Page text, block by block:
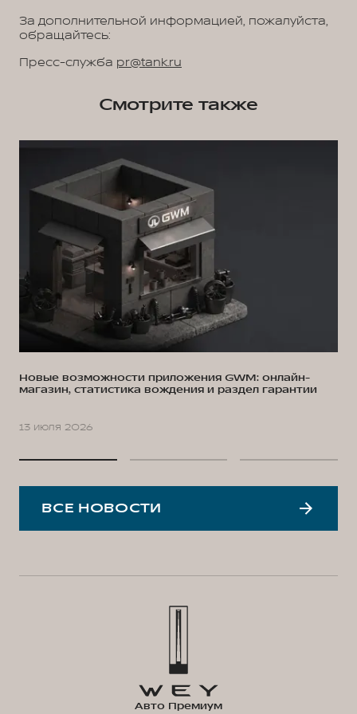
За дополнительной информацией, пожалуйста,
обращайтесь:
Пресс-служба pr@tank.ru
Смотрите также
Новые возможности приложения GWM: онлайн-
магазин, статистика вождения и раздел гарантии
13 июля 2026
ВСЕ НОВОСТИ
Авто Премиум